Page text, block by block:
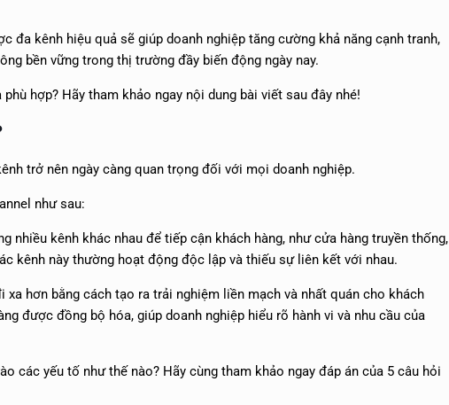
đa kênh hiệu quả sẽ giúp doanh nghiệp tăng cường khả năng cạnh tranh,
bền vững trong thị trường đầy biến động ngày nay.
hợp? Hãy tham khảo ngay nội dung bài viết sau đây nhé!
trở nên ngày càng quan trọng đối với mọi doanh nghiệp.
như sau:
nhiều kênh khác nhau để tiếp cận khách hàng, như cửa hàng truyền thống,
kênh này thường hoạt động độc lập và thiếu sự liên kết với nhau.
xa hơn bằng cách tạo ra trải nghiệm liền mạch và nhất quán cho khách
được đồng bộ hóa, giúp doanh nghiệp hiểu rõ hành vi và nhu cầu của
các yếu tố như thế nào? Hãy cùng tham khảo ngay đáp án của 5 câu hỏi